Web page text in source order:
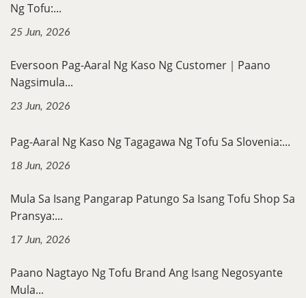
Ng Tofu:...
25 Jun, 2026
Eversoon Pag-Aaral Ng Kaso Ng Customer｜Paano
Nagsimula...
23 Jun, 2026
Pag-Aaral Ng Kaso Ng Tagagawa Ng Tofu Sa Slovenia:...
18 Jun, 2026
Mula Sa Isang Pangarap Patungo Sa Isang Tofu Shop Sa
Pransya:...
17 Jun, 2026
Paano Nagtayo Ng Tofu Brand Ang Isang Negosyante
Mula...